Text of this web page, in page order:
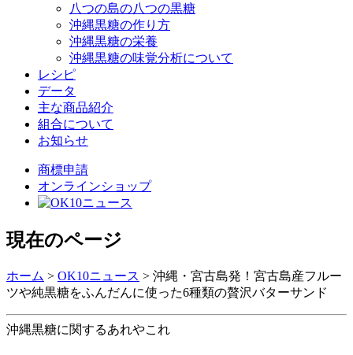
八つの島の八つの黒糖
沖縄黒糖の作り方
沖縄黒糖の栄養
沖縄黒糖の味覚分析について
レシピ
データ
主な商品紹介
組合について
お知らせ
商標申請
オンラインショップ
現在のページ
ホーム > OK10ニュース > 沖縄・宮古島発！宮古島産フルー
ツや純黒糖をふんだんに使った6種類の贅沢バターサンド
沖縄黒糖に関するあれやこれ